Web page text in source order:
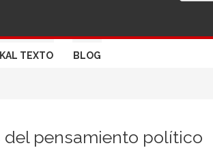
TEXTO BLOG
del pensamiento político